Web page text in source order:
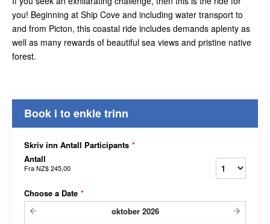
you! Beginning at Ship Cove and including water transport to
and from Picton, this coastal ride includes demands aplenty as
well as many rewards of beautiful sea views and pristine native
forest.
Book i to enkle trinn
Skriv inn Antall Participants *
Antall
FraNZ$ 245,00
Choose a Date *
oktober 2026